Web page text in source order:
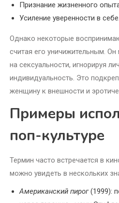
Признание жизненного
Усиление уверенности в себе.
Однако некоторые
считая его уничижительным.
на сексуальности, игнорируя
индивидуальность. Это
женщину к внешности и
Примеры
поп-культуре
Термин часто встречается в
можно увидеть в нескольких
Американский пирог(1999):